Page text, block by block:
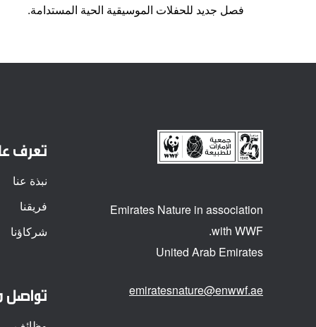
فصل جديد للحفلات الموسيقية الحية المستدامة.
Emirates Nature in association
with WWF.
United Arab Emirates
emiratesnature@enwwf.ae
تعرف
نبذة عنا
فريقنا
شركاؤنا
تواصل